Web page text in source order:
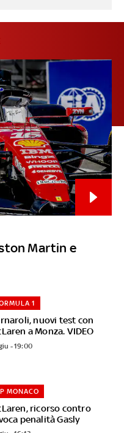
Martin e
nuovi test con
a Monza. VIDEO
1
- 19:00
ricorso contro
penalità Gasly
MONACO